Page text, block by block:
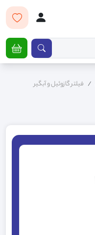
فیلتر گازوئیل و آبگیر